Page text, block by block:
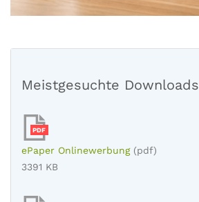
Meistgesuchte Downloads
PDF
ePaper Onlinewerbung (pdf)
3391 KB